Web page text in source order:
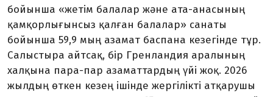
бойынша «жетім балалар және ата-анасының
қамқорлығынсыз қалған балалар» санаты
бойынша 59,9 мың азамат баспана кезегінде тұр.
Салыстыра айтсақ, бір Гренландия ара­лының
халқына пара-пар азаматтардың үйі жоқ. 2026
жылдың өткен кезең ішінде жергілікті атқарушы